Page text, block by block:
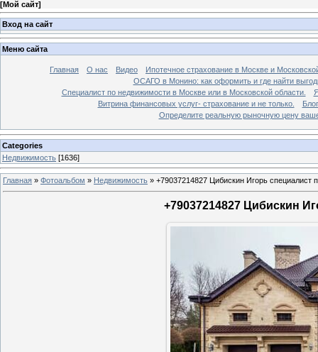
[Мой сайт]
Вход на сайт
Меню сайта
Главная О нас Видео
Ипотечное страхование в Москве и
ОСАГО в Монино: как оформить и где найти
Специалист по недвижимости в Москве или в Московской области.
Витрина финансовых услуг- страхование и не только.
Блог
Определите реальную рыночную цену
Categories
Недвижимость [1636]
Главная » Фотоальбом » Недвижимость » +79037214827 Цибискин Игорь специалист
+79037214827 Цибискин